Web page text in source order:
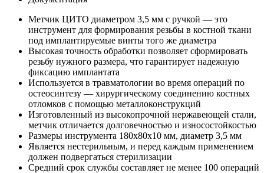
Метчик ЦИТО диаметром 3,5 мм с ручкой — это
инструмент для формирования резьбы в костной ткани
под имплантируемые винты того же диаметра
Высокая точность обработки позволяет сформировать
резьбу нужного размера, что гарантирует надежную
фиксацию имплантата
Используется в травматологии во время операций по
остеосинтезу — хирургическому соединению костных
отломков с помощью металлоконструкций
Изготовленный из высокопрочной нержавеющей стали,
метчик отличается долговечностью и износостойкостью
Размеры инструмента 180x80x10 мм, диаметр 3,5 мм
Является нестерильным, и перед каждым применением
должен подвергаться стерилизации
Средний срок службы составляет не менее 100 операций